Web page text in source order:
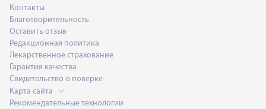
Контакты
Благотворительность
Оставить отзыв
Редакционная политика
Лекарственное страхование
Гарантия качества
Свидетельство о поверке
Карта сайта
Рекомендательные технологии